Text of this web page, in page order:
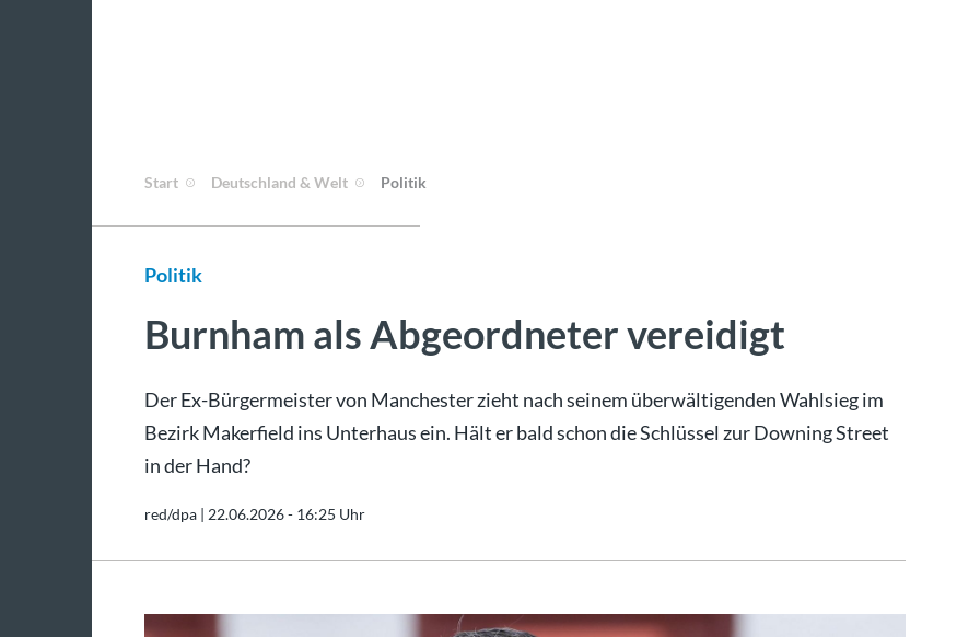
Start Deutschland & Welt Politik
Politik
Burnham als Abgeordneter vereidigt
Der Ex-Bürgermeister von Manchester zieht nach seinem überwältigenden Wahlsieg im
Bezirk Makerfield ins Unterhaus ein. Hält er bald schon die Schlüssel zur Downing Street
in der Hand?
red/dpa | 22.06.2026 - 16:25 Uhr